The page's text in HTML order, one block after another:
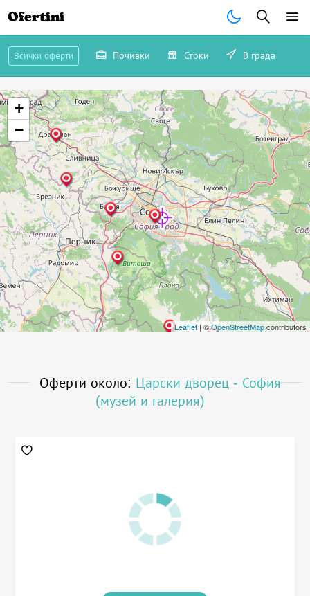
Ofertini
Всички оферти Почивки Стоки В града
+
−
Leaflet | ©OpenStreetMapcontributors
Оферти около: Царски дворец - София
(музей и галерия)